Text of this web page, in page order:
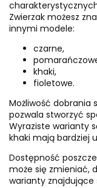
Zwierzak możesz
innymi modele:
czarne,
khaki,
fioletowe.
Możliwość dobrania
pozwala stworzyć
Wyraziste warianty
khaki mają bardziej
Dostępność
może się zmieniać,
warianty znajdujące